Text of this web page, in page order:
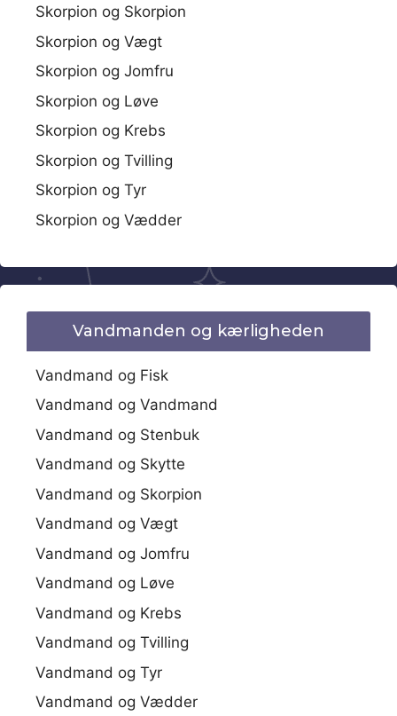
Skorpion og Skorpion
Skorpion og Vægt
Skorpion og Jomfru
Skorpion og Løve
Skorpion og Krebs
Skorpion og Tvilling
Skorpion og Tyr
Skorpion og Vædder
Vandmanden og kærligheden
Vandmand og Fisk
Vandmand og Vandmand
Vandmand og Stenbuk
Vandmand og Skytte
Vandmand og Skorpion
Vandmand og Vægt
Vandmand og Jomfru
Vandmand og Løve
Vandmand og Krebs
Vandmand og Tvilling
Vandmand og Tyr
Vandmand og Vædder